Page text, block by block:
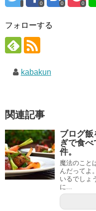
0 0 0
フォローする
kabakun
関連記事
ブログ
ぎで食
件。
魔法のこと
んだってよ
いるでしょ
に...